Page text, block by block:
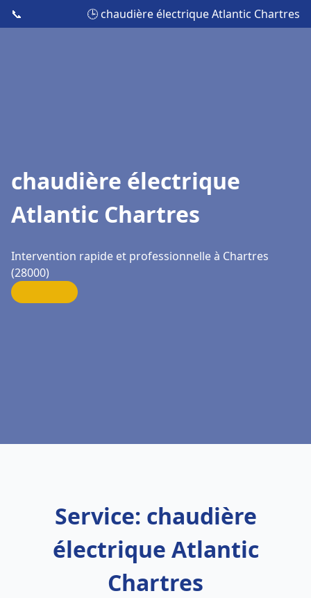
📞 🕒 chaudière électrique Atlantic Chartres
chaudière électrique
Atlantic Chartres
Intervention rapide et professionnelle à Chartres
(28000)
Service: chaudière
électrique Atlantic
Chartres